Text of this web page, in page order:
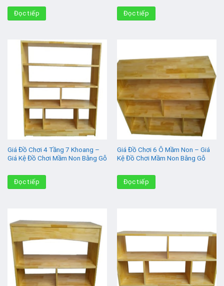
Đọc tiếp Đọc tiếp
Giá Đồ Chơi 4 Tầng 7 Khoang –
Giá Kệ Đồ Chơi Mầm Non Bằng Gỗ
Đọc tiếp
Giá Đồ Chơi 6 Ô Mầm Non – Giá
Kệ Đồ Chơi Mầm Non Bằng Gỗ
Đọc tiếp